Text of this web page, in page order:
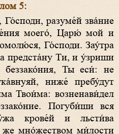
5:
моего́, Царю́ мой и
Го́споди. Зау́тра
предста́ну Ти, и у́зриши
Ты еси́: не
ниже́ пребу́дут
Твои́ма: возненави́дел
Погуби́ши вся
крове́й и льсти́ва
же мно́жеством ми́лости